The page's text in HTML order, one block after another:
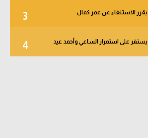
3 الاستنغاء عن عمر كمال
4 يستقر على استمرار الساعي وأحمد عيد